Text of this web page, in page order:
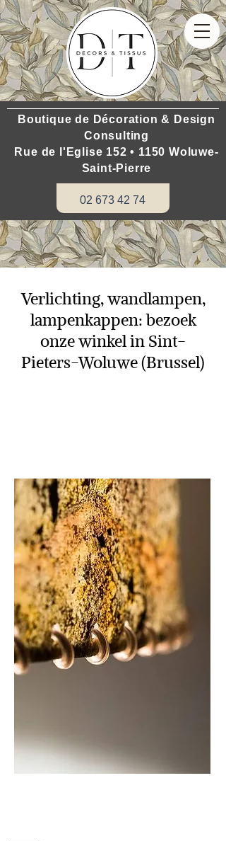
Boutique de Décoration & Design
Consulting
Rue de l'Eglise 152 • 1150 Woluwe-
Saint-Pierre
02 673 42 74
Verlichting, wandlampen,
lampenkappen: bezoek
onze winkel in Sint-
Pieters-Woluwe (Brussel)